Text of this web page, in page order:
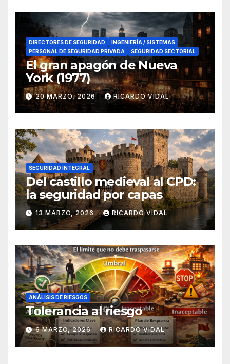
DIRECTORES DE SEGURIDAD
INGENIERÍA / SISTEMAS
PERSONAL DE SEGURIDAD PRIVADA
SEGURIDAD SECTORIAL
El gran apagón de Nueva
York (1977)
20 MARZO, 2026 RICARDO VIDAL
SEGURIDAD INTEGRAL
Del castillo medieval al CPD:
la seguridad por capas
13 MARZO, 2026 RICARDO VIDAL
ANÁLISIS DE RIESGOS
Tolerancia al riesgo
6 MARZO, 2026 RICARDO VIDAL